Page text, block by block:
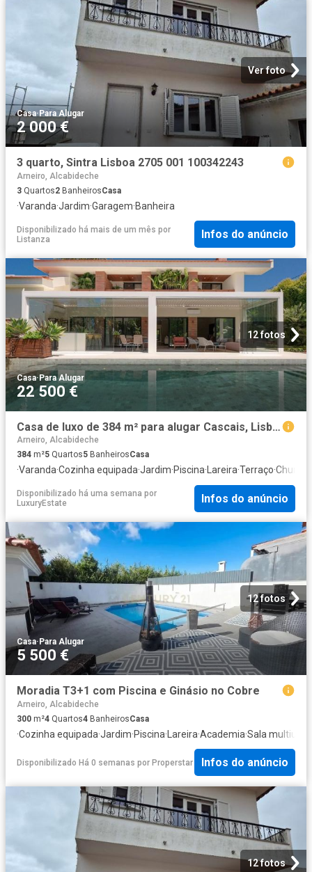
Ver foto
Casa·Para Alugar
2 000 €
3 quarto, Sintra Lisboa 2705 001 100342243
Arneiro, Alcabideche
3 Quartos2 BanheirosCasa
·Varanda·Jardim·Garagem·Banheira
Disponibilizado há mais de um mês por
Listanza
Infos do anúncio
12 fotos
Casa·Para Alugar
22 500 €
Casa de luxo de 384 m² para alugar Cascais, Lisboa
Arneiro, Alcabideche
384 m²5 Quartos5 BanheirosCasa
·Varanda·Cozinha equipada·Jardim·Piscina·Lareira·Terraço·
Disponibilizado há uma semana por
LuxuryEstate
Infos do anúncio
12 fotos
Casa· Para Alugar
5 500 €
Moradia T3+1 com Piscina e Ginásio no Cobre
Arneiro, Alcabideche
300 m²4 Quartos4 BanheirosCasa
·Cozinha equipada·Jardim·Piscina· Lareira·Academia·Sala multiuso
Disponibilizado Há 0 semanas por Properstar Infos do anúncio
12 fotos